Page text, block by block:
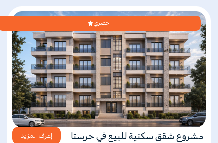
حصري
إعرف المزيد
مشروع شقق سكنية للبيع في حرستا